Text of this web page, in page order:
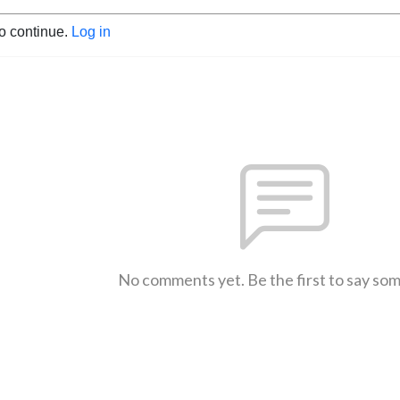
continue. Log in
No comments yet. Be the first to say